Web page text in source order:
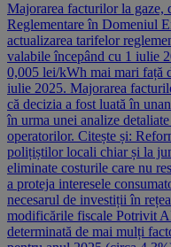
Majorarea facturilor la gaze,
Reglementare în Domeniul
actualizarea tarifelor
valabile începând cu 1 iulie
0,005 lei/kWh mai mari față
iulie 2025. Majorarea
că decizia a fost luată în
în urma unei analize
operatorilor. Citește și:
polițiștilor locali chiar și la
eliminate costurile care nu
a proteja interesele
necesarul de investiții în
modificările fiscale Potrivit
determinată de mai mulți